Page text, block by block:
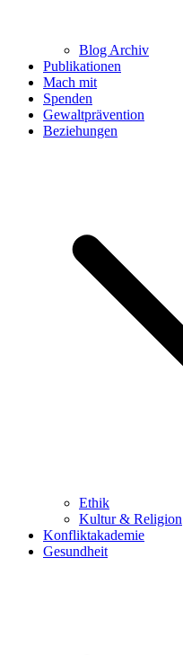
Blog Archiv
Publikationen
Mach mit
Spenden
Gewaltprävention
Beziehungen
Ethik
Kultur & Religion
Konfliktakademie
Gesundheit